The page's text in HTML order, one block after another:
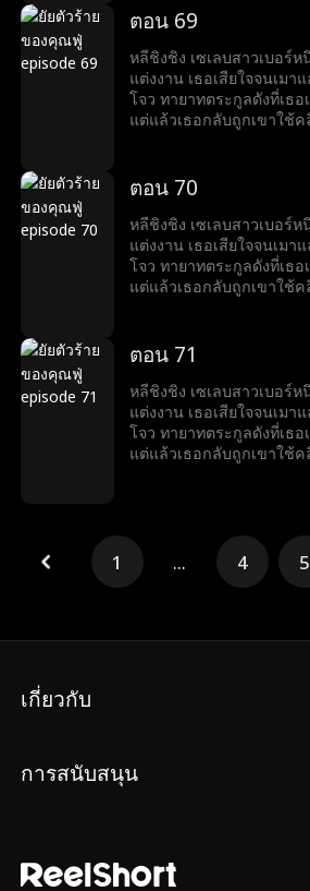
ตอน 69
หลีชิงชิง เซเลบสาวเบอร์
แต่งงาน เธอเสียใจจนเมา
โจว ทายาทตระกูลดังที่เธ
แต่แล้วเธอกลับถูกเขาใช้
ตอน 70
หลีชิงชิง เซเลบสาวเบอร์
แต่งงาน เธอเสียใจจนเมา
โจว ทายาทตระกูลดังที่เธ
แต่แล้วเธอกลับถูกเขาใช้
ตอน 71
หลีชิงชิง เซเลบสาวเบอร์
แต่งงาน เธอเสียใจจนเมา
โจว ทายาทตระกูลดังที่เธ
แต่แล้วเธอกลับถูกเขาใช้
1 ... 4 5
เกี่ยวกับ
การสนับสนุน